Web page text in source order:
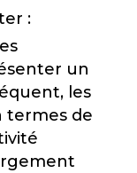
:
un
les
termes de